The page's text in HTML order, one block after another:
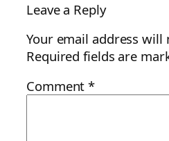
Leave a Reply
Your email address will
Required fields are
Comment*